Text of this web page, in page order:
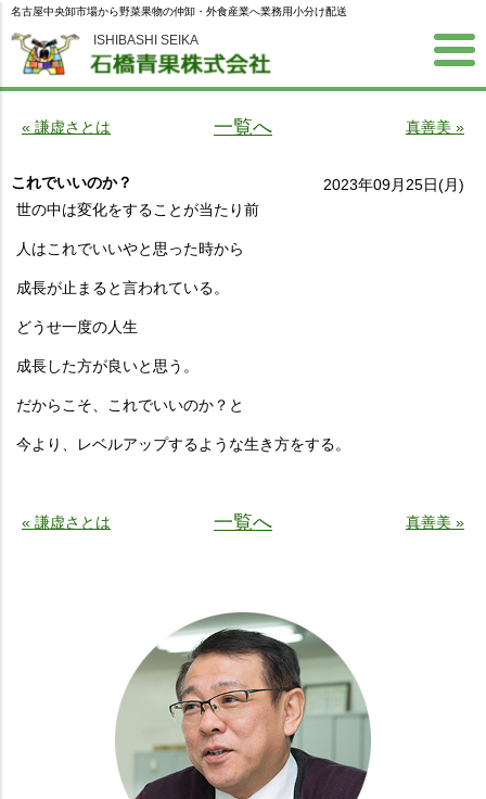
ISHIBASHI SEIKA
名古屋中央卸市場から野菜果物の仲卸・外食産業へ業務用小分け配送
« 謙虚さとは 一覧へ 真善美 »
これでいいのか？
2023年09月25日(月)
世の中は変化をすることが当たり前
人はこれでいいやと思った時から
成長が止まると言われている。
どうせ一度の人生
成長した方が良いと思う。
だからこそ、これでいいのか？と
今より、レベルアップするような生き方をする。
« 謙虚さとは 一覧へ 真善美 »